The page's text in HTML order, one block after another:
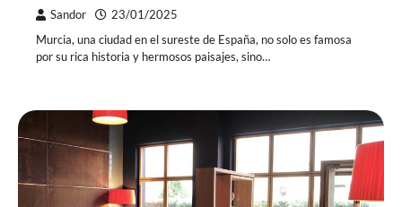
Sandor 23/01/2025
Murcia, una ciudad en el sureste de España, no solo es famosa
por su rica historia y hermosos paisajes, sino…